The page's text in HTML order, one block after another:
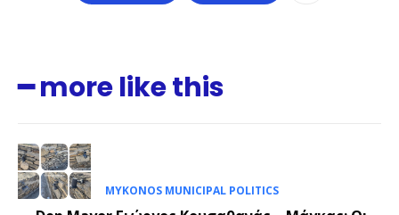
━ more like this
MYKONOS MUNICIPAL POLITICS